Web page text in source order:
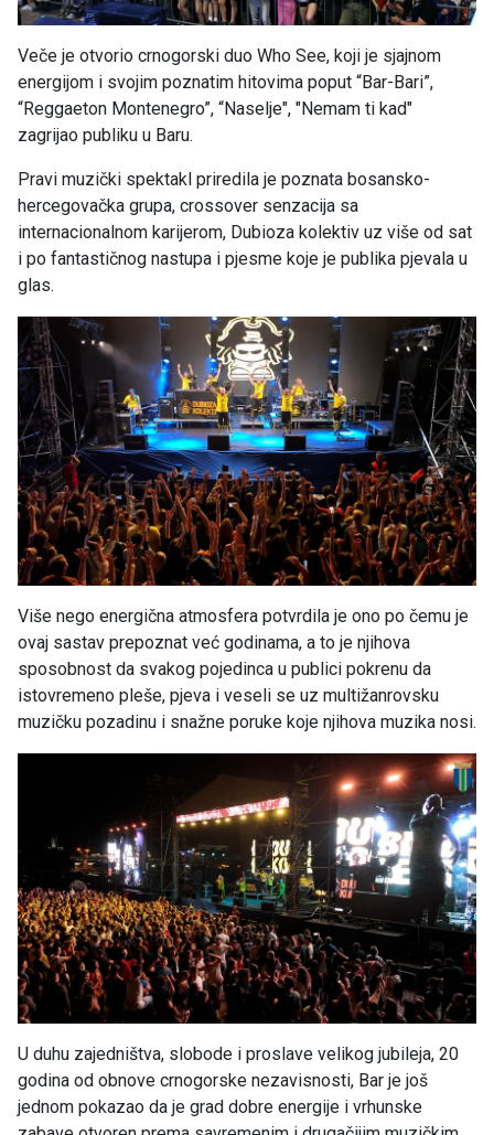
Veče je otvorio crnogorski duo Who See, koji je sjajnom
energijom i svojim poznatim hitovima poput “Bar-Bari”,
“Reggaeton Montenegro”, “Naselje", "Nemam ti kad"
zagrijao publiku u Baru.
Pravi muzički spektakl priredila je poznata bosansko-
hercegovačka grupa, crossover senzacija sa
internacionalnom karijerom, Dubioza kolektiv uz više od sat
i po fantastičnog nastupa i pjesme koje je publika pjevala u
glas.
Više nego energična atmosfera potvrdila je ono po čemu je
ovaj sastav prepoznat već godinama, a to je njihova
sposobnost da svakog pojedinca u publici pokrenu da
istovremeno pleše, pjeva i veseli se uz multižanrovsku
muzičku pozadinu i snažne poruke koje njihova muzika nosi.
U duhu zajedništva, slobode i proslave velikog jubileja, 20
godina od obnove crnogorske nezavisnosti, Bar je još
jednom pokazao da je grad dobre energije i vrhunske